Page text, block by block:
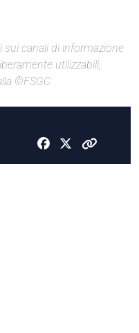
sui canali di informazione
utilizzabili,
©FSGC